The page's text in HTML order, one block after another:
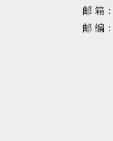
邮 箱：
邮 编